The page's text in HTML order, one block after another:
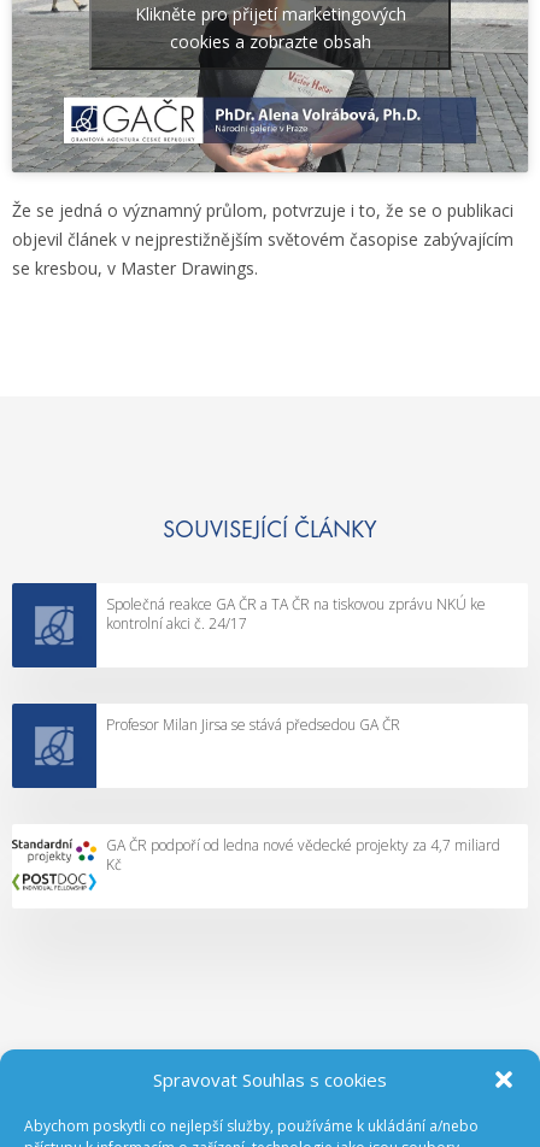
Spravovat Souhlas s cookies
Abychom poskytli co nejlepší služby, používáme k ukládání a/nebo
Klikněte pro přijetí marketingových
cookies a zobrazte obsah
Že se jedná o významný průlom, potvrzuje i to, že se o publikaci
objevil článek v nejprestižnějším světovém časopise zabývajícím
se kresbou, v Master Drawings.
SOUVISEJÍCÍ ČLÁNKY
Společná reakce GA ČR a TA ČR na tiskovou zprávu NKÚ ke
kontrolní akci č. 24/17
Profesor Milan Jirsa se stává předsedou GA ČR
GA ČR podpoří od ledna nové vědecké projekty za 4,7 miliard
Kč
ODEBÍREJTE NOVINKY Z GA ČR